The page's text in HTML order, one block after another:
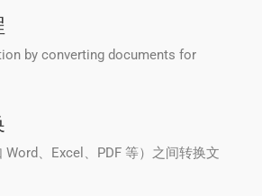
by converting documents for
、Excel、PDF 等）之间转换文